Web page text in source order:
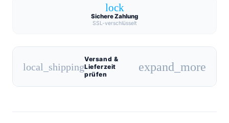
lock
Sichere Zahlung
SSL-verschlüsselt
local_shipping
Versand &
Lieferzeit
prüfen
expand_more